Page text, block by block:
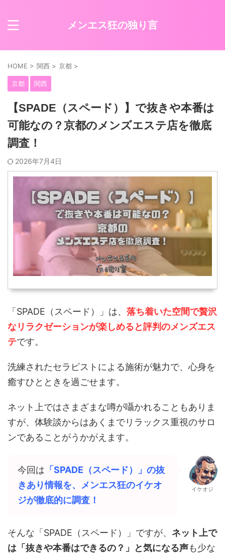
メンエス狂の独り言
HOME > 関西 > 京都 >
京都 関西
【SPADE（スペード）】で抜きや本番は
可能なの？京都のメンズエステ店を徹底
調査！
2026年7月4日
「SPADE（スペード）」は、 落ち着いた空間で贅沢
なリラクゼーションが楽しめると評判のメンズエス
テです。
洗練されたセラピストによる施術が魅力で、心身を
癒すひとときを過ごせます。
ネット上ではさまざまな噂が囁かれることもありま
すが、体験談からはあくまでリラックス重視のサロ
ンであることがうかがえます。
今回は 「SPADE（スペード）」の抜
きあり情報を、メンエス狂のイケオ
ジが徹底的に調査！
イケオジ
そんな「SPADE（スペード）」ですが、 ネット上で
は「抜きや本番はできるの？」と気になる声も少な